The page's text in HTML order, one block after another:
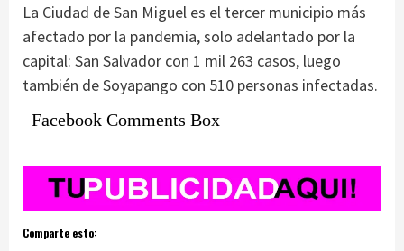
La Ciudad de San Miguel es el tercer municipio más
afectado por la pandemia, solo adelantado por la
capital: San Salvador con 1 mil 263 casos, luego
también de Soyapango con 510 personas infectadas.
Facebook Comments Box
Comparte esto: